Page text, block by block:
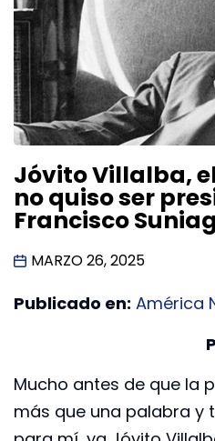
Jóvito Villalba,
no quiso ser
Francisco
MARZO 26, 2025
Publicado en: América
Mucho antes de que la
más que una palabra y